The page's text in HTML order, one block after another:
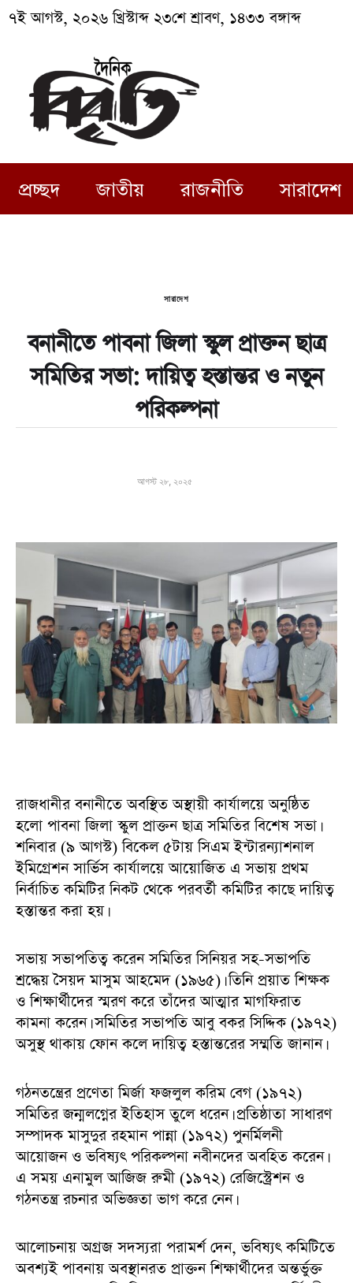
৭ই আগস্ট, ২০২৬ খ্রিস্টাব্দ ২৩শে শ্রাবণ, ১৪৩৩ বঙ্গাব্দ
প্রচ্ছদ জাতীয় রাজনীতি সারাদেশ
সারাদেশ
বনানীতে পাবনা জিলা স্কুল প্রাক্তন ছাত্র
সমিতির সভা: দায়িত্ব হস্তান্তর ও নতুন
পরিকল্পনা
আগস্ট ২৮, ২০২৫
রাজধানীর বনানীতে অবস্থিত অস্থায়ী কার্যালয়ে অনুষ্ঠিত
হলো পাবনা জিলা স্কুল প্রাক্তন ছাত্র সমিতির বিশেষ সভা।
শনিবার (৯ আগস্ট) বিকেল ৫টায় সিএম ইন্টারন্যাশনাল
ইমিগ্রেশন সার্ভিস কার্যালয়ে আয়োজিত এ সভায় প্রথম
নির্বাচিত কমিটির নিকট থেকে পরবর্তী কমিটির কাছে দায়িত্ব
হস্তান্তর করা হয়।
সভায় সভাপতিত্ব করেন সমিতির সিনিয়র সহ-সভাপতি
শ্রদ্ধেয় সৈয়দ মাসুম আহমেদ (১৯৬৫)। তিনি প্রয়াত শিক্ষক
ও শিক্ষার্থীদের স্মরণ করে তাঁদের আত্মার মাগফিরাত
কামনা করেন। সমিতির সভাপতি আবু বকর সিদ্দিক (১৯৭২)
অসুস্থ থাকায় ফোন কলে দায়িত্ব হস্তান্তরের সম্মতি জানান।
গঠনতন্ত্রের প্রণেতা মির্জা ফজলুল করিম বেগ (১৯৭২)
সমিতির জন্মলগ্নের ইতিহাস তুলে ধরেন। প্রতিষ্ঠাতা সাধারণ
সম্পাদক মাসুদুর রহমান পান্না (১৯৭২) পুনর্মিলনী
আয়োজন ও ভবিষ্যৎ পরিকল্পনা নবীনদের অবহিত করেন।
এ সময় এনামুল আজিজ রুমী (১৯৭২) রেজিস্ট্রেশন ও
গঠনতন্ত্র রচনার অভিজ্ঞতা ভাগ করে নেন।
আলোচনায় অগ্রজ সদস্যরা পরামর্শ দেন, ভবিষ্যৎ কমিটিতে
অবশ্যই পাবনায় অবস্থানরত প্রাক্তন শিক্ষার্থীদের অন্তর্ভুক্ত